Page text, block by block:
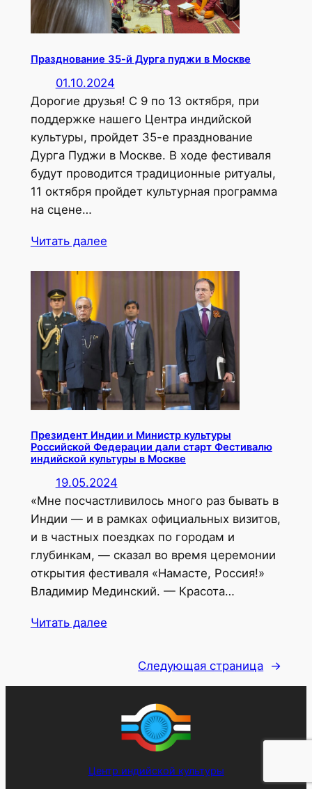
Празднование 35-й Дурга пуджи в Москве
01.10.2024
Дорогие друзья! С 9 по 13 октября, при
поддержке нашего Центра индийской
культуры, пройдет 35-е празднование
Дурга Пуджи в Москве. В ходе фестиваля
будут проводится традиционные ритуалы,
11 октября пройдет культурная программа
на сцене…
Читать далее
Президент Индии и Министр культуры
Российской Федерации дали старт Фестивалю
индийской культуры в Москве
19.05.2024
«Мне посчастливилось много раз бывать в
Индии — и в рамках официальных визитов,
и в частных поездках по городам и
глубинкам, — сказал во время церемонии
открытия фестиваля «Намасте, Россия!»
Владимир Мединский. — Красота…
Читать далее
Следующая страница →
Центр индийской культуры